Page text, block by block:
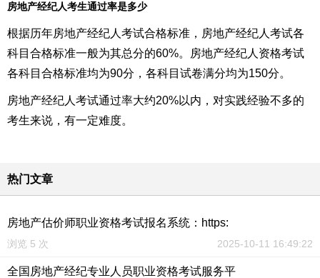
房地产经纪人考生通过率是多少
根据历年房地产经纪人考试合格标准，房地产经纪人考试各
科目合格标准一般为其总分的60%。房地产经纪人资格考试
各科目合格标准均为90分，各科目试卷满分均为150分。
房地产经纪人考试通过率大约20%以内，对实践经验不多的
考生来说，有一定难度。
热门文章
房地产估价师职业资格考试报名系统：https:
浏览 5 次 2025-10-11 16:49:22
全国房地产经纪专业人员职业资格考试服务平